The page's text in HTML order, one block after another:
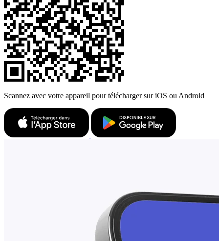
Scannez avec votre appareil pour télécharger sur iOS ou Android